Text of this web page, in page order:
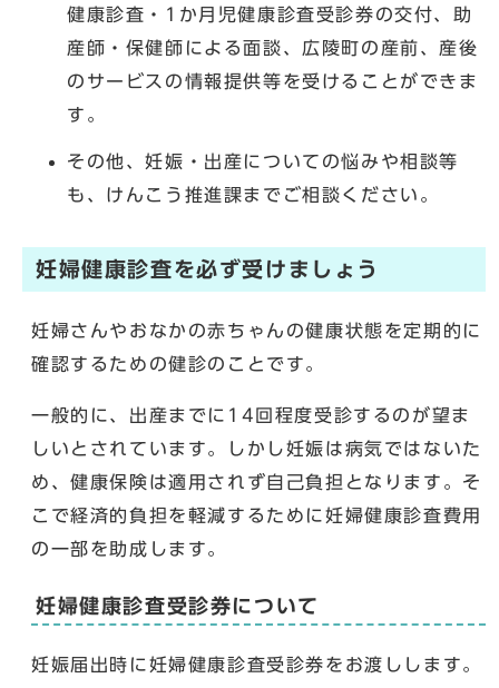
健康診査・1か月児健康診査受診券の交付、助
産師・保健師による面談、広陵町の産前、産後
のサービスの情報提供等を受けることができま
す。
その他、妊娠・出産についての悩みや相談等
も、けんこう推進課までご相談ください。
妊婦健康診査を必ず受けましょう
妊婦さんやおなかの赤ちゃんの健康状態を定期的に
確認するための健診のことです。
一般的に、出産までに14回程度受診するのが望ま
しいとされています。しかし妊娠は病気ではないた
め、健康保険は適用されず自己負担となります。そ
こで経済的負担を軽減するために妊婦健康診査費用
の一部を助成します。
妊婦健康診査受診券について
妊娠届出時に妊婦健康診査受診券をお渡しします。